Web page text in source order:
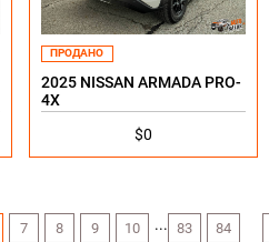
ПРОДАНО
2025 NISSAN ARMADA PRO-
4X
$0
7 8 9 10 ... 83 84